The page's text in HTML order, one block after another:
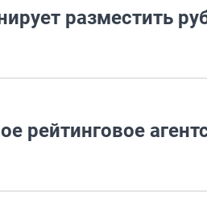
разместить